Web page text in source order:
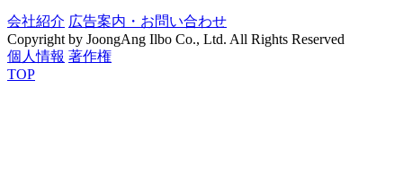
会社紹介 広告案内・お問い合わせ
Copyright by JoongAng Ilbo Co., Ltd. All Rights Reserved
個人情報 著作権
TOP